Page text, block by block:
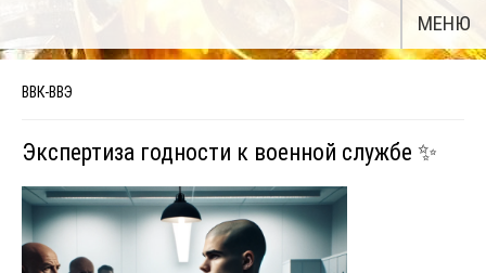
МЕНЮ
ВВК-ВВЭ
Экспертиза годности к военной службе ✨